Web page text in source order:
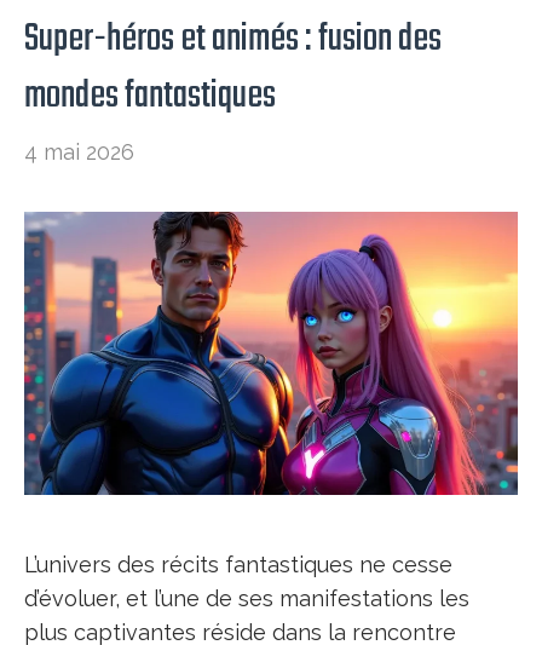
Super-héros et animés : fusion des
mondes fantastiques
4 mai 2026
L’univers des récits fantastiques ne cesse
d’évoluer, et l’une de ses manifestations les
plus captivantes réside dans la rencontre